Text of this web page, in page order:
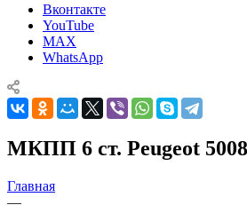
Вконтакте
YouTube
MAX
WhatsApp
МКПП 6 ст. Peugeot 5008
Главная
—